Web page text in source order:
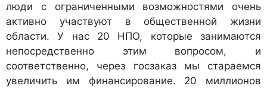
люди с ограниченными возможностями очень
активно участвуют в общественной жизни
области. У нас 20 НПО, которые занимаются
непосредственно этим вопросом, и
соответственно, через госзаказ мы стараемся
увеличить им финансирование. 20 миллионов